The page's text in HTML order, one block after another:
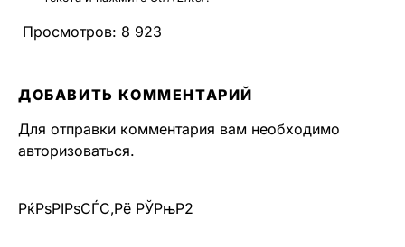
Просмотров: 8 923
ДОБАВИТЬ КОММЕНТАРИЙ
Для отправки комментария вам необходимо
авторизоваться.
РќРѕРІРѕСЃС‚Рё РЎРњР2